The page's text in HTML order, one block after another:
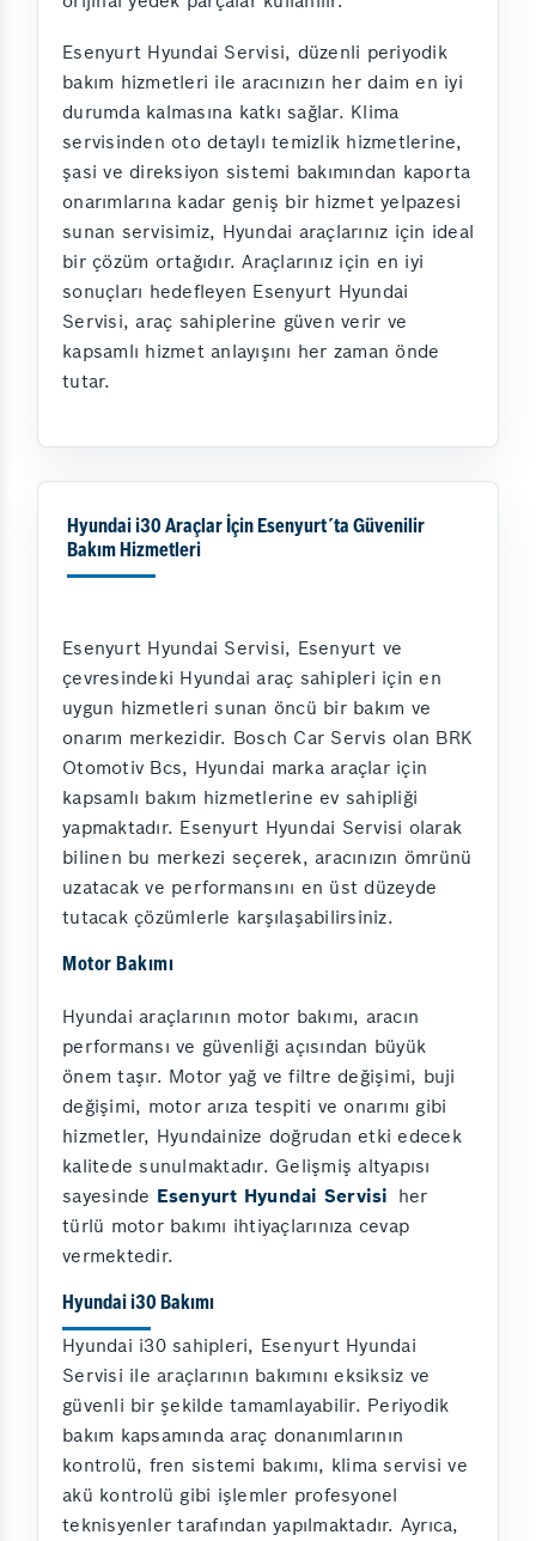
Esenyurt Hyundai Servisi, düzenli periyodik
bakım hizmetleri ile aracınızın her daim en iyi
durumda kalmasına katkı sağlar. Klima
servisinden oto detaylı temizlik hizmetlerine,
şasi ve direksiyon sistemi bakımından kaporta
onarımlarına kadar geniş bir hizmet yelpazesi
sunan servisimiz, Hyundai araçlarınız için ideal
bir çözüm ortağıdır. Araçlarınız için en iyi
sonuçları hedefleyen Esenyurt Hyundai
Servisi, araç sahiplerine güven verir ve
kapsamlı hizmet anlayışını her zaman önde
tutar.
Hyundai i30 Araçlar İçin Esenyurt´ta Güvenilir
Bakım Hizmetleri
Esenyurt Hyundai Servisi, Esenyurt ve
çevresindeki Hyundai araç sahipleri için en
uygun hizmetleri sunan öncü bir bakım ve
onarım merkezidir. Bosch Car Servis olan BRK
Otomotiv Bcs, Hyundai marka araçlar için
kapsamlı bakım hizmetlerine ev sahipliği
yapmaktadır. Esenyurt Hyundai Servisi olarak
bilinen bu merkezi seçerek, aracınızın ömrünü
uzatacak ve performansını en üst düzeyde
tutacak çözümlerle karşılaşabilirsiniz.
Motor Bakımı
Hyundai araçlarının motor bakımı, aracın
performansı ve güvenliği açısından büyük
önem taşır. Motor yağ ve filtre değişimi, buji
değişimi, motor arıza tespiti ve onarımı gibi
hizmetler, Hyundainize doğrudan etki edecek
kalitede sunulmaktadır. Gelişmiş altyapısı
sayesinde Esenyurt Hyundai Servisi her
türlü motor bakımı ihtiyaçlarınıza cevap
vermektedir.
Hyundai i30 Bakımı
Hyundai i30 sahipleri, Esenyurt Hyundai
Servisi ile araçlarının bakımını eksiksiz ve
güvenli bir şekilde tamamlayabilir. Periyodik
bakım kapsamında araç donanımlarının
kontrolü, fren sistemi bakımı, klima servisi ve
akü kontrolü gibi işlemler profesyonel
teknisyenler tarafından yapılmaktadır. Ayrıca,